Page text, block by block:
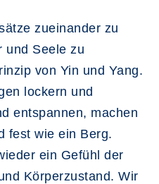
zueinander zu
und Seele zu
von Yin und Yang.
lockern und
entspannen, machen
fest wie ein Berg.
ein Gefühl der
Körperzustand. Wir